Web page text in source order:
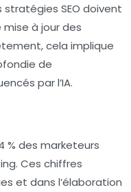
stratégies SEO doivent
à jour des
cela implique
de
par l’IA.
% des marketeurs
Ces chiffres
et dans l’élaboration